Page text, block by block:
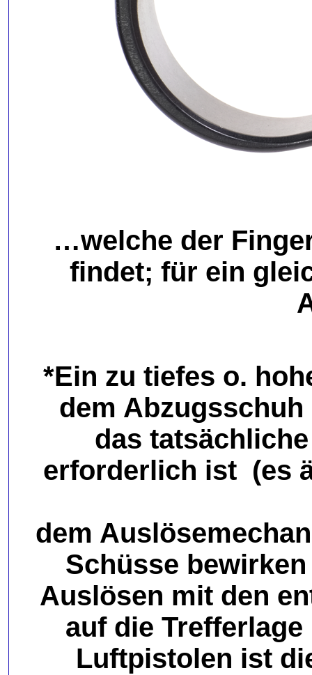
…welche der
findet; für ein
*Ein zu tiefes o.
dem
das
erforderlich ist (es
dem
Schüsse
Auslösen mit den
auf die
Luftpistolen ist